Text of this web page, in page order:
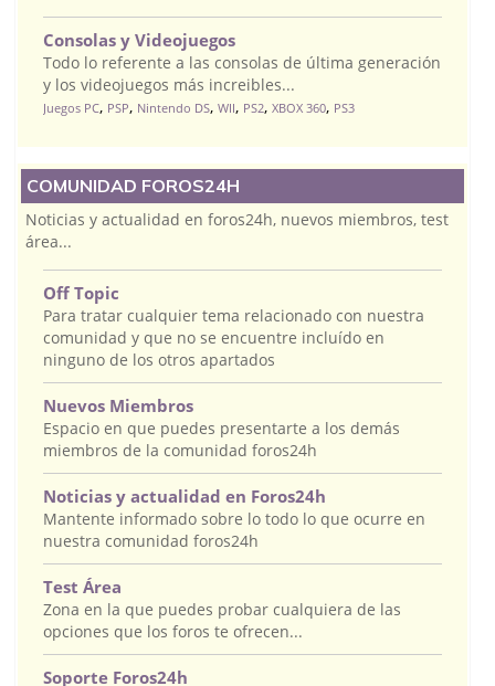
Consolas y Videojuegos
Todo lo referente a las consolas de última generación
y los videojuegos más increibles...
Juegos PC, PSP, Nintendo DS, WII, PS2, XBOX 360, PS3
COMUNIDAD FOROS24H
Noticias y actualidad en foros24h, nuevos miembros, test
área...
Off Topic
Para tratar cualquier tema relacionado con nuestra
comunidad y que no se encuentre incluído en
ninguno de los otros apartados
Nuevos Miembros
Espacio en que puedes presentarte a los demás
miembros de la comunidad foros24h
Noticias y actualidad en Foros24h
Mantente informado sobre lo todo lo que ocurre en
nuestra comunidad foros24h
Test Área
Zona en la que puedes probar cualquiera de las
opciones que los foros te ofrecen...
Soporte Foros24h